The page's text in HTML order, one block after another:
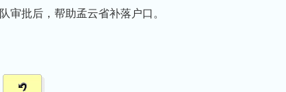
批后，帮助孟云省补落户口。